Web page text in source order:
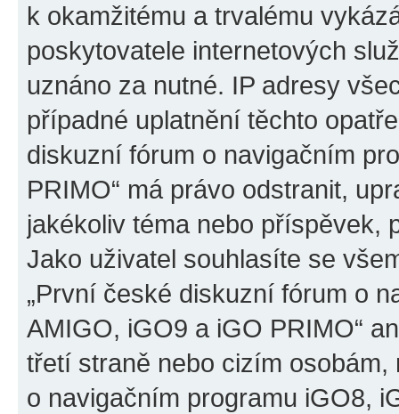
k okamžitému a trvalému
poskytovatele internetových
uznáno za nutné. IP adresy
případné uplatnění těchto
diskuzní fórum o navigačním
PRIMO“ má právo odstranit,
jakékoliv téma nebo příspěvek,
Jako uživatel souhlasíte se
„První české diskuzní fórum o
AMIGO, iGO9 a iGO PRIMO“
třetí straně nebo cizím
o navigačním programu iGO8,